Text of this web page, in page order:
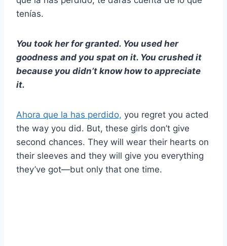
tenías.
You took her for granted. You used her
goodness and you spat on it. You crushed it
because you didn’t know how to appreciate
it.
Ahora que la has perdido, you regret you acted
the way you did. But, these girls don’t give
second chances. They will wear their hearts on
their sleeves and they will give you everything
they’ve got—but only that one time.